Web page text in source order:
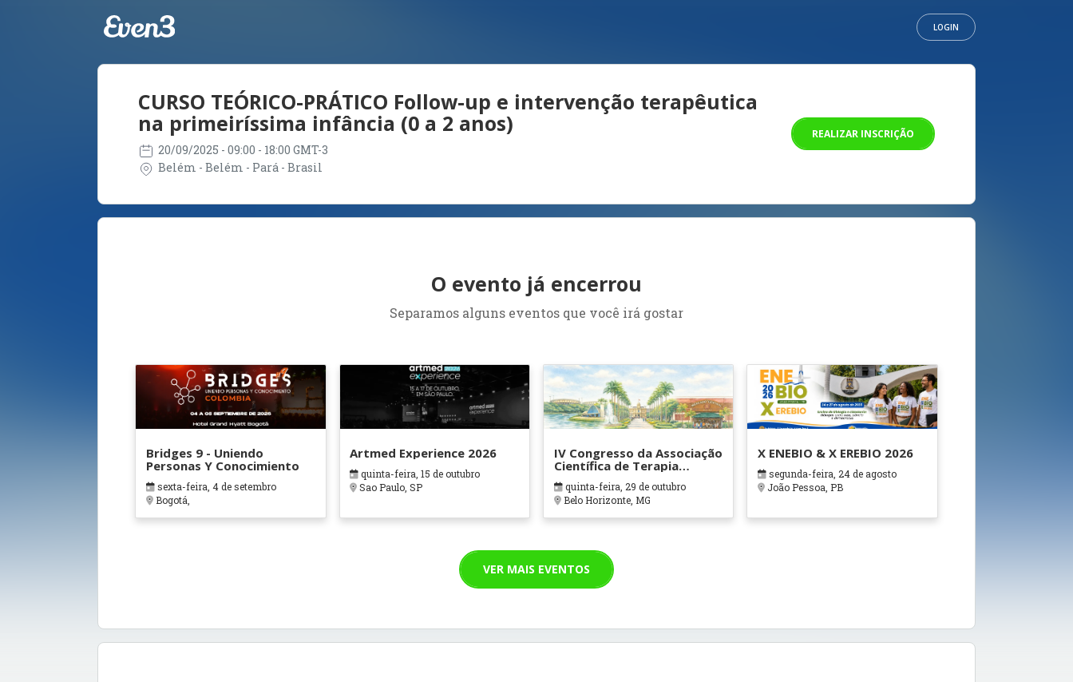
LOGIN
CURSO TEÓRICO-PRÁTICO Follow-up e intervenção terapêutica
na primeiríssima infância (0 a 2 anos)
20/09/2025 - 09:00 - 18:00 GMT-3
Belém - Belém - Pará - Brasil
REALIZAR INSCRIÇÃO
O evento já encerrou
Separamos alguns eventos que você irá gostar
Bridges 9 - Uniendo
Personas Y Conocimiento
sexta-feira, 4 de setembro
Bogotá,
Artmed Experience 2026
quinta-feira, 15 de outubro
Sao Paulo, SP
IV Congresso da Associação
Científica de Terapia
Ocupacional em Contextos
Hospitalares e Cuidados
Paliativos - ATOHOSP
quinta-feira, 29 de outubro
Belo Horizonte, MG
X ENEBIO & X EREBIO 2026
segunda-feira, 24 de agosto
João Pessoa, PB
VER MAIS EVENTOS